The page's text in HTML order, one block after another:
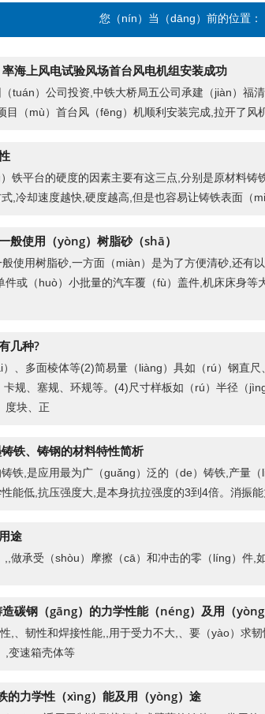
您（nín）当（dāng）前的位置：
海上风电试验风场首台风电机组安装成功
tuán）公司投资,中铁大桥局五公司承建（jiàn）福
目（mù）首台风（fēng）机顺利安装完成,拉开了风
铁平台的硬度的因素主要有这三点,分别是原材料铸
,冷却速度越快,硬度越高,但是也容易让铸铁表面（
般使用（yòng）树脂砂（shā）
使用树脂砂,一方面（miàn）是为了方便清砂,还有
件或（huò）小批量的汽车覆（fù）盖件,机床床身等
几种?
、多面棱体等(2)简易量（liàng）具如（rú）钢直
规、塞规、环规等。(4)尺寸样板如（rú）半径（
度块、正
铁、铸钢的材料特性简析
铁,是应用最为广（guǎng）泛的（de）铸铁,产量
性能低,抗压强度大,是本身抗拉强度的3到4倍。消振
途
,,做承受（shòu）摩擦（cā）和冲击的零（líng）件,
碳钢（gāng）的力学性能（néng）及用（
,、韧性和焊接性能,,用于受力不大,、要（yào）求
,变速箱壳体等
的力学性（xìng）能及用（yòng）途